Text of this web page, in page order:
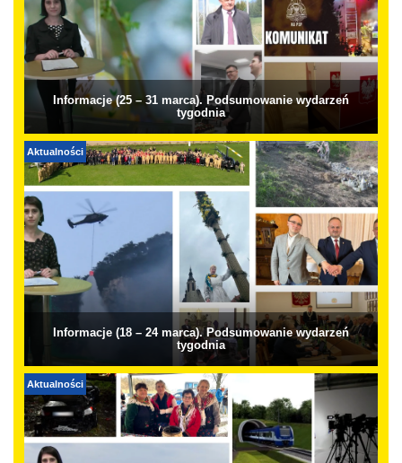
Informacje (25 – 31 marca). Podsumowanie wydarzeń
tygodnia
Aktualności
Informacje (18 – 24 marca). Podsumowanie wydarzeń
tygodnia
Aktualności